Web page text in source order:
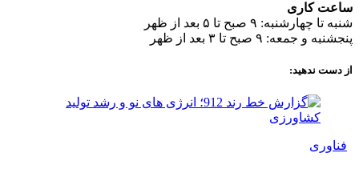
کاری
۹ صبح تا ۵ بعد از ظهر
۹ صبح تا ۳ بعد از ظهر